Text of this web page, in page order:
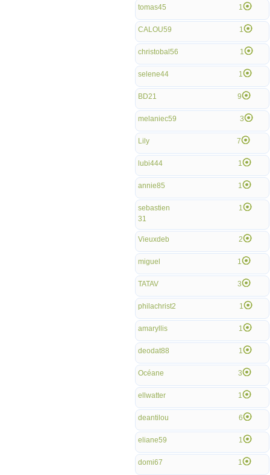
tomas45 1
CALOU59 1
christobal56 1
selene44 1
BD21 9
melaniec59 3
Lily 7
lubi444 1
annie85 1
sebastien
31
1
Vieuxdeb 2
miguel 1
TATAV 3
philachrist2 1
amaryllis 1
deodat88 1
Océane 3
ellwatter 1
deantilou 6
eliane59 1
domi67 1